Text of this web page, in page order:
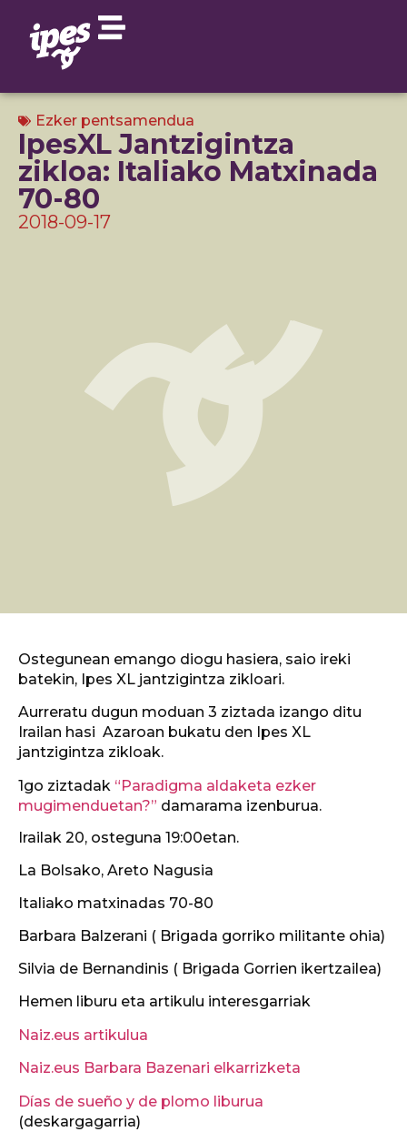
Ezker pentsamendua
IpesXL Jantzigintza
zikloa: Italiako Matxinada
70-80
2018-09-17
Ostegunean emango diogu hasiera, saio ireki
batekin, Ipes XL jantzigintza zikloari.
Aurreratu dugun moduan 3 ziztada izango ditu
Irailan hasi Azaroan bukatu den Ipes XL
jantzigintza zikloak.
1go ziztadak “Paradigma aldaketa ezker
mugimenduetan?” damarama izenburua.
Irailak 20, osteguna 19:00etan.
La Bolsako, Areto Nagusia
Italiako matxinadas 70-80
Barbara Balzerani ( Brigada gorriko militante ohia)
Silvia de Bernandinis ( Brigada Gorrien ikertzailea)
Hemen liburu eta artikulu interesgarriak
Naiz.eus artikulua
Naiz.eus Barbara Bazenari elkarrizketa
Días de sueño y de plomo liburua
(deskargagarria)